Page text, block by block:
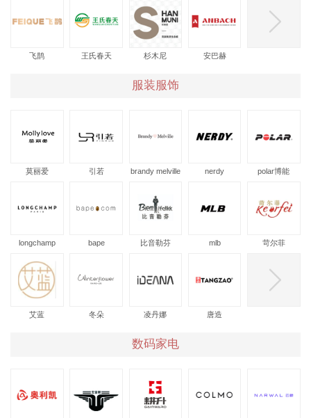
飞鹊 王氏春天 杉木尼 安巴赫
服装服饰
莫丽爱 引若 brandy melville nerdy polar博能
longchamp bape 比音勒芬 mlb 苛尔菲
艾蓝 冬朵 凌丹娜 唐造
数码家电